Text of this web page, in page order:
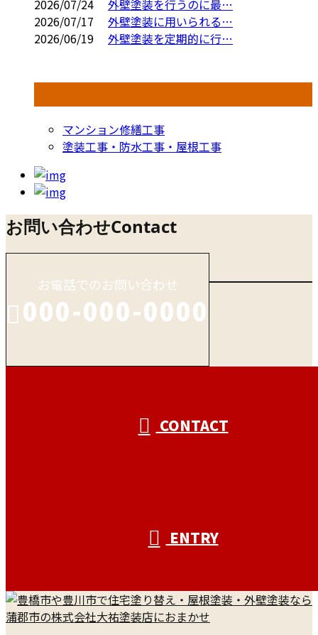
2026/07/24
外壁塗装を行うのに最…
2026/07/17
外壁塗装に用いられる…
2026/06/19
外壁塗装を定期的に行…
マンション修繕工事
塗装工事・防水工事・屋根工事
お問い合わせContact
お電話でのお問い合わせ
000-000-0000
CONTACT
ENTRY